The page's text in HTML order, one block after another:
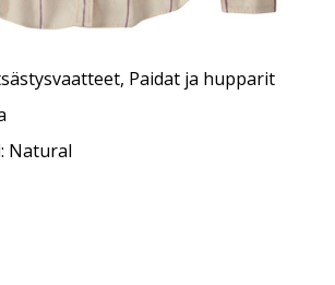
, Paidat ja hupparit
Natural